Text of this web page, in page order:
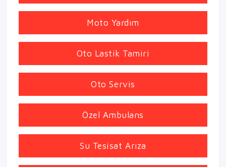
Moto Yardım
Oto Lastik Tamiri
Oto Servis
Özel Ambulans
Su Tesisat Arıza